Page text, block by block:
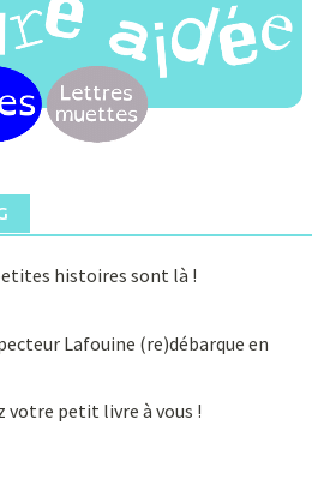
histoires sont là !
Lafouine (re)débarque en
votre petit livre à vous !